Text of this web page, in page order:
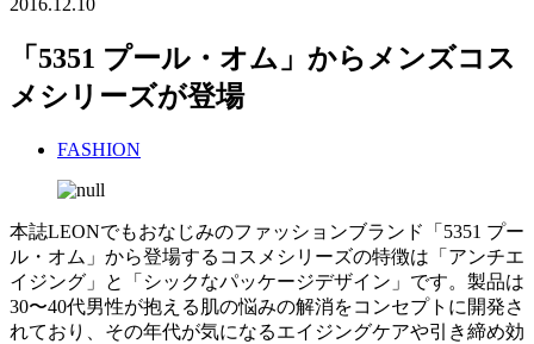
2016.12.10
「5351 プール・オム」からメンズコス
メシリーズが登場
FASHION
本誌LEONでもおなじみのファッションブランド「5351 プー
ル・オム」から登場するコスメシリーズの特徴は「アンチエ
イジング」と「シックなパッケージデザイン」です。製品は
30〜40代男性が抱える肌の悩みの解消をコンセプトに開発さ
れており、その年代が気になるエイジングケアや引き締め効